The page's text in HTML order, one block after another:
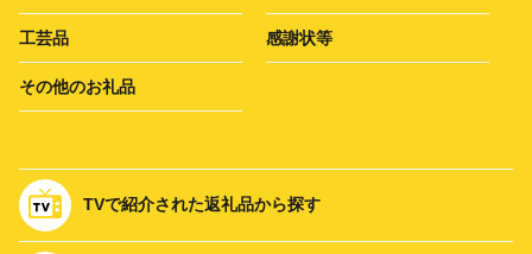
工芸品 感謝状等
その他のお礼品
TVで紹介された返礼品から探す